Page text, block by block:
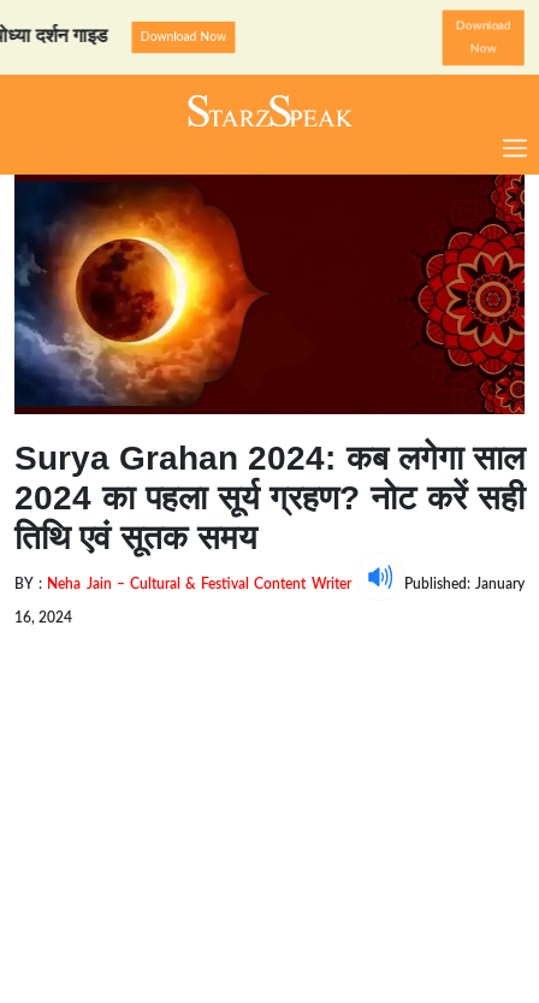
गाइड Download Now StarzSpeak
Download
Now
Surya Grahan 2024: कब लगेगा साल
2024 का पहला सूर्य ग्रहण? नोट करें सही
तिथि एवं सूतक समय
BY : Neha Jain – Cultural & Festival Content Writer Published: January
16, 2024